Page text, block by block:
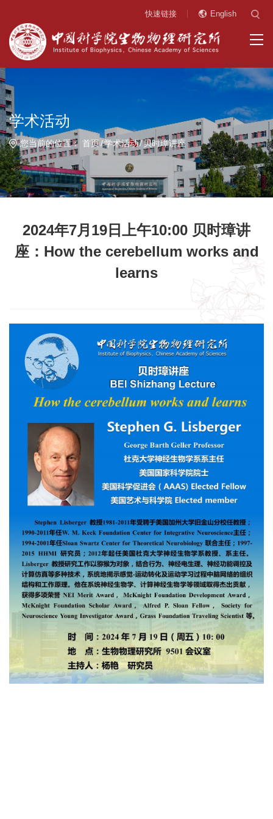
快速链接 English
学术活动
您当前的位置：首页 学术活动 贝时璋讲座
2024年7月19日上午10:00 贝时璋讲
座：How the cerebellum works and
learns